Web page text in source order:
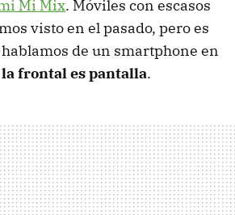
Mi Mix. Móviles con escasos
visto en el pasado, pero es
hablamos de un smartphone en
la frontal es pantalla.